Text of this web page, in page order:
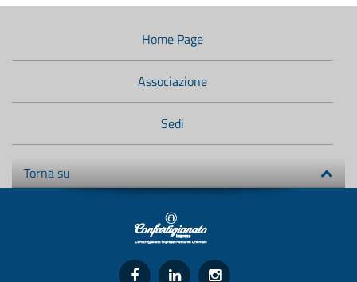
Menù
Home Page
Associazione
Sedi
Torna su